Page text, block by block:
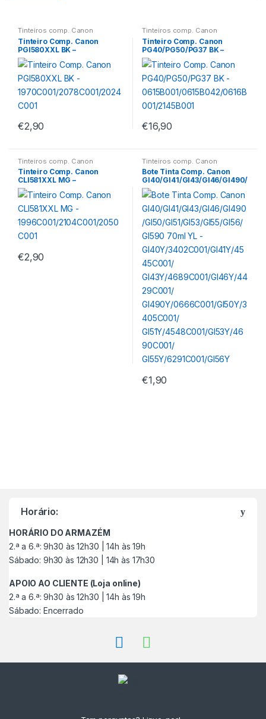
Tinteiros comp. Canon
Tinteiro Comp. Canon
PGI580XXL BK –
1970C001/2078C001/2024C
001
€2,90
Tinteiros comp. Canon
Tinteiro Comp. Canon
PG40/PG50/PG37 BK –
0615B001/0615B042/0616B
001/2145B001
€16,90
Tinteiros comp. Canon
Tinteiro Comp. Canon
CLI581XXL MG –
1996C001/2104C001/2050C
001
€2,90
Tinteiros comp. Canon
Bote Tinta Comp. Canon
GI40/GI41/GI43/GI46/GI490/
GI50/GI51/GI53/GI55/GI56/GI
590 70ml YL –
GI40Y/3402C001/GI41Y/454
5C001/
GI43Y/4689C001/GI46Y/442
GI490Y/0666C001/GI50Y/3
405C001/
GI51Y/4548C001/GI53Y/469
0C001/
GI55Y/6291C001/GI56Y
€1,90
r
Horário:
HORÁRIO DO ARMAZÉM
2.ª a 6.ª: 9h30 às 12h30 | 14h às 19h
Sábado: 9h30 às 12h30 | 14h às 17h30
APOIO AO CLIENTE (Loja online)
2.ª a 6.ª: 9h30 às 12h30 | 14h às 19h
Sábado: Encerrado